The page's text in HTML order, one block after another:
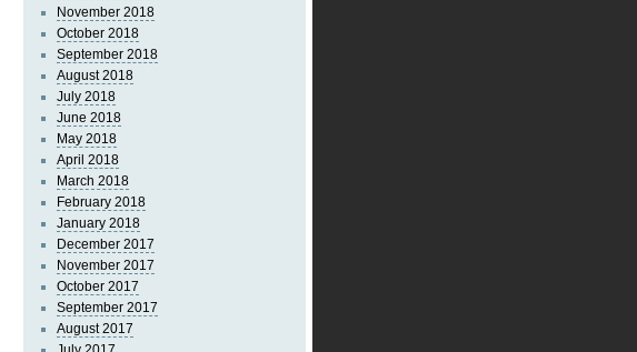
November 2018
October 2018
September 2018
August 2018
July 2018
June 2018
May 2018
April 2018
March 2018
February 2018
January 2018
December 2017
November 2017
October 2017
September 2017
August 2017